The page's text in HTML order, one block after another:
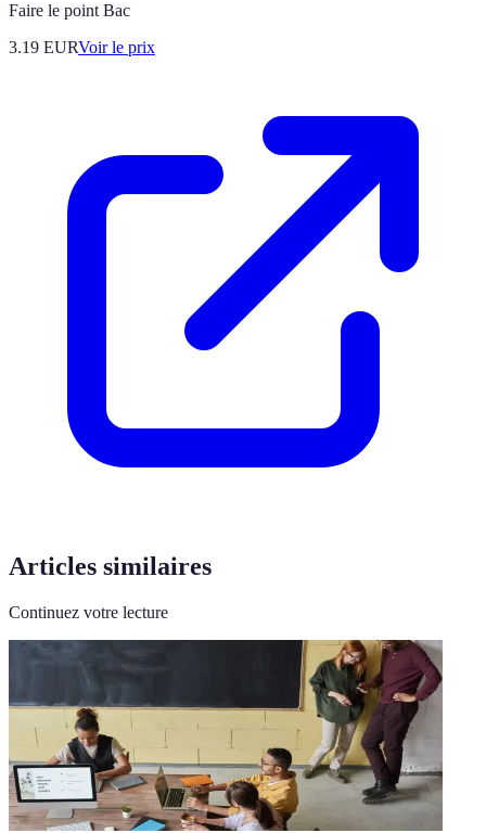
Faire le point Bac
3.19 EURVoir le prix
Articles similaires
Continuez votre lecture